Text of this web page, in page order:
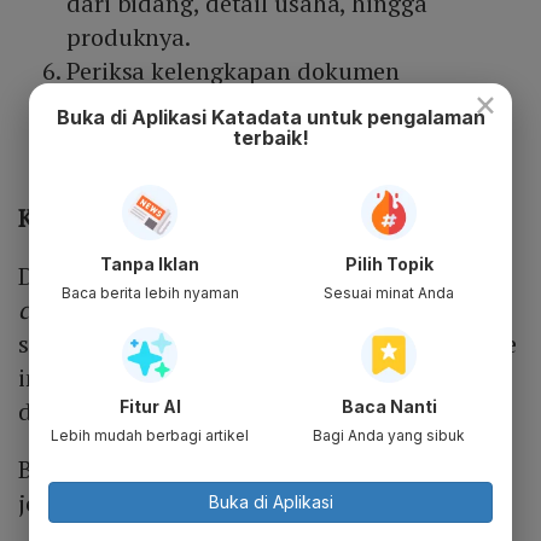
produknya.
Periksa kelengkapan dokumen
Memilih Pernyataan Mandiri
Periksa draft perizinan usaha
Kode Apa yang Diperlukan?
Dalam mengakses OSS itu,
contect
creator
perlu memaskukan kode yang lebih
spesifik untuk ekosistem kreator digital. Kode
ini sudah diatur dama KLBI 2025 yang
diterbitkan BPS.
Berikut kode KBLI yang relevan berdasarkan
jenis kegiatan utama usaha:
×
Buka di Aplikasi Katadata untuk pengalaman
terbaik!
Tanpa Iklan
Baca berita lebih nyaman
Pilih Topik
Sesuai minat Anda
Fitur AI
Lebih mudah berbagi artikel
Baca Nanti
Bagi Anda yang sibuk
Buka di Aplikasi